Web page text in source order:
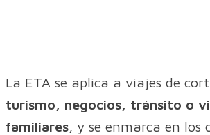
La ETA se aplica a viajes de
turismo, negocios, tránsito o
familiares, y se enmarca en los